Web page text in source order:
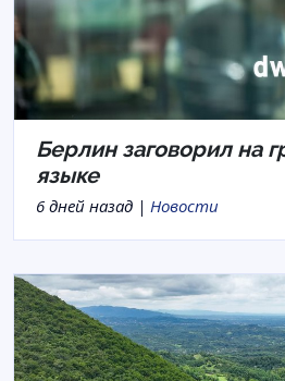
Берлин заговорил на
языке
6 дней назад | Новости